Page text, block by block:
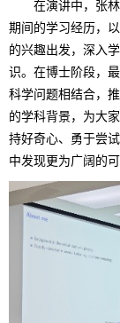
在演讲中，张
期间的学习经历，
的兴趣出发，深入
识。在博士阶段，
科学问题相结合，
的学科背景，为大
持好奇心、勇于尝
中发现更为广阔的可